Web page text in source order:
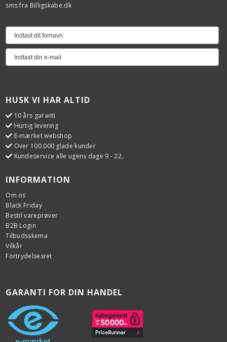
sms fra Billigskabe.dk
HUSK VI HAR ALTID
10 års garanti
Hurtig levering
E-mærket webshop
Over 100.000 glade kunder
Kundeservice alle ugens dage 9 - 22.
INFORMATION
Om os
Black Friday
Bestil vareprøver
B2B Login
Tilbudsskema
Vilkår
Fortrydelsesret
GARANTI FOR DIN HANDEL